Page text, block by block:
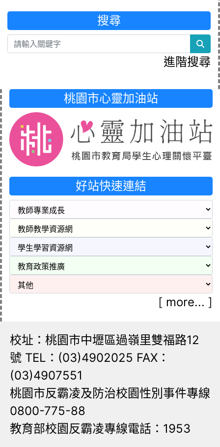
搜尋
進階搜尋
桃園市心靈加油站
好站快速連結
[ more... ]
校址：桃園市中壢區過嶺里雙福路12
號 TEL：(03)4902025 FAX：
(03)4907551
桃園市反霸凌及防治校園性別事件專線
0800-775-88
教育部校園反霸凌專線電話：1953